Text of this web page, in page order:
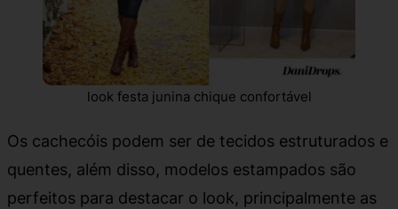
look festa junina chique confortável
Os cachecóis podem ser de tecidos estruturados e
quentes, além disso, modelos estampados são
perfeitos para destacar o look, principalmente as